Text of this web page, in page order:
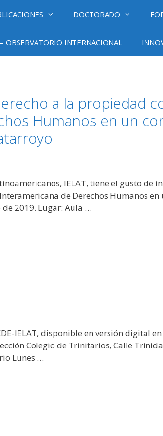
DOCTORADO
OBSERVATORIO INTERNACIONAL
a la propiedad
Humanos en un
IELAT, tiene el gusto de
de Derechos Humanos
de 2019. Lugar: Aula …
IELAT, disponible en versión digital
Colegio de Trinitarios, Calle
Lunes …